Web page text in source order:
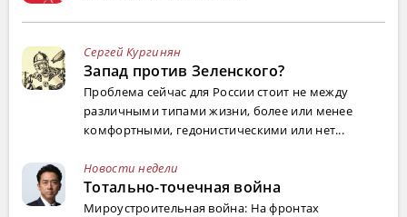
Сергей Кургинян
Запад против Зеленского?
Проблема сейчас для России стоит не между
различными типами жизни, более или менее
комфортными, гедонистическими или нет...
Новости недели
Тотально-точечная война
Мироустроительная война: На фронтах